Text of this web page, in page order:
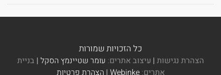
כל הזכויות שמורות
הצהרת נגישות | עיצוב אתרים: עומר שטיינמץ הסקל | בניית